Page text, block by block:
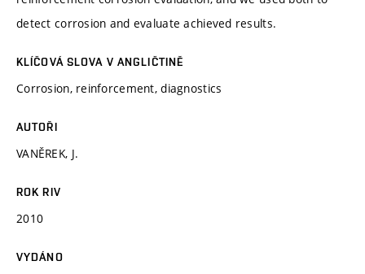
detect corrosion and evaluate achieved results.
KLÍČOVÁ SLOVA V ANGLIČTINĚ
Corrosion, reinforcement, diagnostics
AUTOŘI
VANĚREK, J.
ROK RIV
2010
VYDÁNO